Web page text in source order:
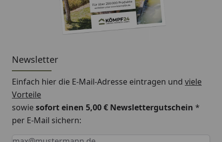
Newsletter
Einfach hier die E-Mail-Adresse eintragen und viele
Vorteile
sowiesofort einen 5,00 € Newslettergutschein *
per E-Mail sichern:
Keine Eingabe erforderlich
Eingabe erforderlich
E-Mail *